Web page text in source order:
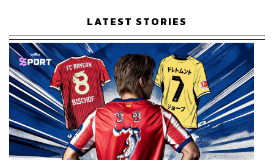
LATEST STORIES